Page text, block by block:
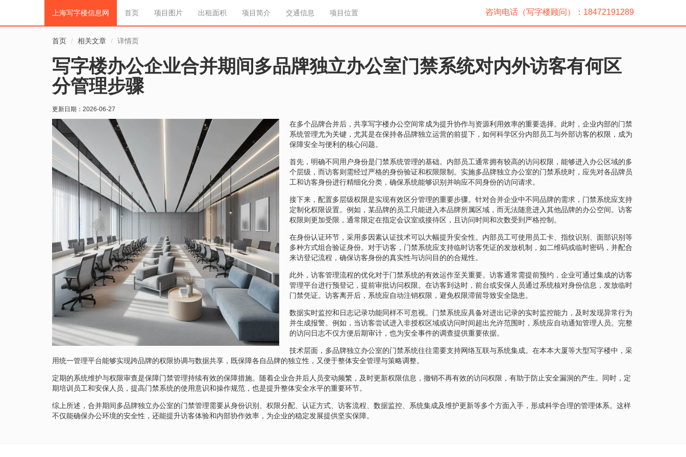
上海写字楼信息网 首页 项目图片 出租面积 项目简介 交通信息 项目位置 咨询电话（写字楼顾问）：18472191289
首页 相关文章 详情页
写字楼办公企业合并期间多品牌独立办公室门禁系统对内外访客有何区
分管理步骤
更新日期： 2026-06-27
在多个品牌合并后，共享写字楼办公空间常成为提升协作与资源利用效率的重要选择。此时，企业内部的门禁
系统管理尤为关键，尤其是在保持各品牌独立运营的前提下，如何科学区分内部员工与外部访客的权限，成为
保障安全与便利的核心问题。
首先，明确不同用户身份是门禁系统管理的基础。内部员工通常拥有较高的访问权限，能够进入办公区域的多
个层级，而访客则需经过严格的身份验证和权限限制。实施多品牌独立办公室的门禁系统时，应先对各品牌员
工和访客身份进行精细化分类，确保系统能够识别并响应不同身份的访问请求。
接下来，配置多层级权限是实现有效区分管理的重要步骤。针对合并企业中不同品牌的需求，门禁系统应支持
定制化权限设置。例如，某品牌的员工只能进入本品牌所属区域，而无法随意进入其他品牌的办公空间。访客
权限则更加受限，通常限定在指定会议室或接待区，且访问时间和次数受到严格控制。
在身份认证环节，采用多因素认证技术可以大幅提升安全性。内部员工可使用员工卡、指纹识别、面部识别等
多种方式组合验证身份。对于访客，门禁系统应支持临时访客凭证的发放机制，如二维码或临时密码，并配合
来访登记流程，确保访客身份的真实性与访问目的的合规性。
此外，访客管理流程的优化对于门禁系统的有效运作至关重要。访客通常需提前预约，企业可通过集成的访客
管理平台进行预登记，提前审批访问权限。在访客到达时，前台或安保人员通过系统核对身份信息，发放临时
门禁凭证。访客离开后，系统应自动注销权限，避免权限滞留导致安全隐患。
数据实时监控和日志记录功能同样不可忽视。门禁系统应具备对进出记录的实时监控能力，及时发现异常行为
并生成报警。例如，当访客尝试进入非授权区域或访问时间超出允许范围时，系统应自动通知管理人员。完整
的访问日志不仅方便后期审计，也为安全事件的调查提供重要依据。
技术层面，多品牌独立办公室的门禁系统往往需要支持网络互联与系统集成。在本本大厦等大型写字楼中，采
用统一管理平台能够实现跨品牌的权限协调与数据共享，既保障各自品牌的独立性，又便于整体安全管理与策略调整。
定期的系统维护与权限审查是保障门禁管理持续有效的保障措施。随着企业合并后人员变动频繁，及时更新权限信息，撤销不再有效的访问权限，有助于防止安全漏洞的产生。同时，定
期培训员工和安保人员，提高门禁系统的使用意识和操作规范，也是提升整体安全水平的重要环节。
综上所述，合并期间多品牌独立办公室的门禁管理需要从身份识别、权限分配、认证方式、访客流程、数据监控、系统集成及维护更新等多个方面入手，形成科学合理的管理体系。这样
不仅能确保办公环境的安全性，还能提升访客体验和内部协作效率，为企业的稳定发展提供坚实保障。